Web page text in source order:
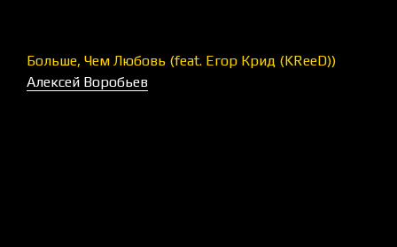
Больше, Чем Любовь (feat. Егор Крид (KReeD))
Алексей Воробьев